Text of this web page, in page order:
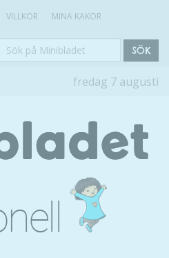
VILLKOR MINA KAKOR
Sök
SÖK
fredag 7 augusti